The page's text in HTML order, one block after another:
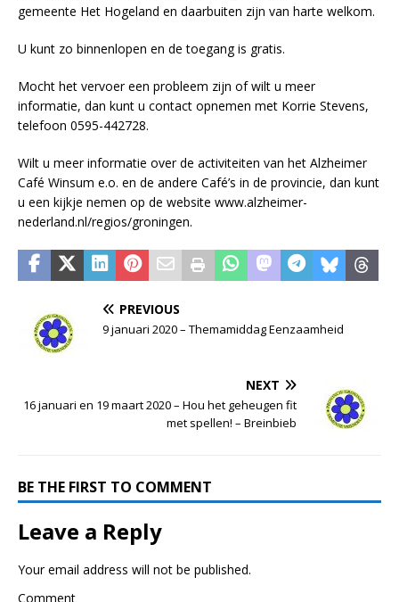
gemeente Het Hogeland en daarbuiten zijn van harte welkom.
U kunt zo binnenlopen en de toegang is gratis.
Mocht het vervoer een probleem zijn of wilt u meer
informatie, dan kunt u contact opnemen met Korrie Stevens,
telefoon 0595-442728.
Wilt u meer informatie over de activiteiten van het Alzheimer
Café Winsum e.o. en de andere Café’s in de provincie, dan kunt
u een kijkje nemen op de website www.alzheimer-
nederland.nl/regios/groningen.
PREVIOUS
9 januari 2020 – Themamiddag Eenzaamheid
NEXT
16 januari en 19 maart 2020 – Hou het geheugen fit
met spellen! – Breinbieb
BE THE FIRST TO COMMENT
Leave a Reply
Your email address will not be published.
Comment